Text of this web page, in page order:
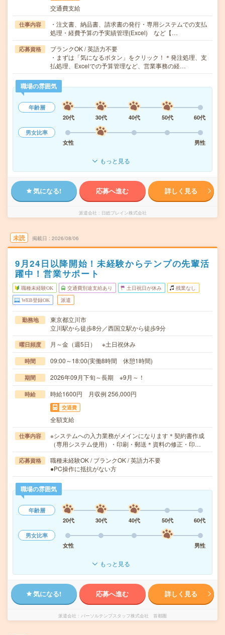
交通費支給
仕事内容
・注文書、納品書、請求書の発行・専用システムでの支払
処理・経費予算の予実績管理(Excel) など【…
応募資格
ブランクOK / 英語力不要
・まずは「気になるボタン」をクリック！＊発注処理、支
払処理、Excelでの予算管理など、営業事務の経…
職場の雰囲気
年齢層
20代
30代 40代 50代
60代
男女比率
女性
男性
もっと見る
気になる! 応募へ進む 詳しく見る
派遣会社 日総ブレイン株式会社
未読 掲載日 2026/08/06
9月24日以降開始！未経験からテンプの先輩活
躍中！営業サポート
職種未経験OK 交通費別途支給あり 土日祝日が休み 残業なし
WEB登録OK 派遣
勤務地
東京都立川市
立川駅から徒歩8分／西国立駅から徒歩9分
曜日頻度 月～金（週5日） ※土日祝休み
時間 09:00～18:00(実働8時間 休憩1時間)
期間 2026年09月下旬～長期 ※9月～！
時給 時給1600円 月収例 256,000円
交通費
全額支給
仕事内容
※システムへの入力業務がメインになります＊契約書作成
（専用システム使用）・印刷・郵送＊資料の修正・印…
応募資格
職種未経験OK / ブランクOK / 英語力不要
●PC操作に抵抗がない方
職場の雰囲気
年齢層
20代
30代 40代 50代
60代
男女比率
女性
男性
もっと見る
気になる! 応募へ進む 詳しく見る
派遣会社 パーソルテンプスタッフ株式会社 首都圏